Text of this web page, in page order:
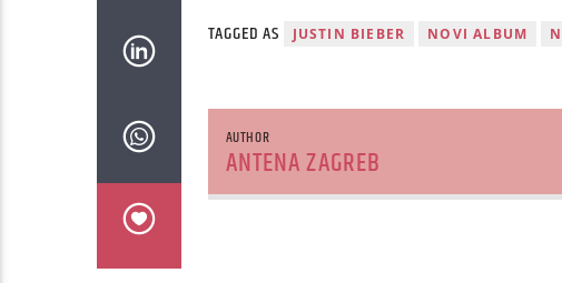
TAGGED AS JUSTIN BIEBER NOVI ALBUM
AUTHOR
ANTENA ZAGREB